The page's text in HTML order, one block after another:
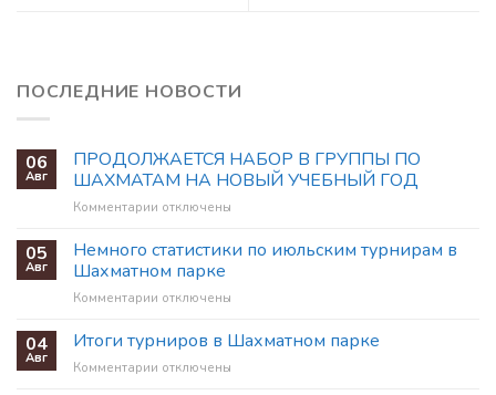
ПОСЛЕДНИЕ НОВОСТИ
06
Авг
ПРОДОЛЖАЕТСЯ НАБОР В ГРУППЫ ПО
ШАХМАТАМ НА НОВЫЙ УЧЕБНЫЙ ГОД
Комментарии к
ПРОДОЛЖАЕТСЯ
В
ГРУППЫ
ШАХМАТАМ
НОВЫЙ
отключены
05
Авг
Немного статистики по июльским турнирам в
Шахматном парке
Комментарии к
Немного
статистики
по
отключены
04
Авг
Итоги турниров в Шахматном парке
Комментарии котключены